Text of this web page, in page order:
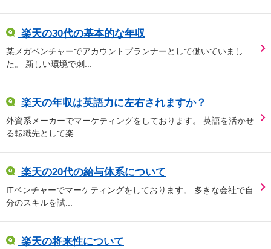
楽天の30代の基本的な年収
某メガベンチャーでアカウントプランナーとして働いていまし
た。 新しい環境で刺...
楽天の年収は英語力に左右されますか？
外資系メーカーでマーケティングをしております。 英語を活かせ
る転職先として楽...
楽天の20代の給与体系について
ITベンチャーでマーケティングをしております。 多きな会社で自
分のスキルを試...
楽天の将来性について